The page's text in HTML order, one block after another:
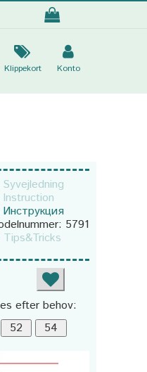
Klippekort Konto
Syvejledning
Instruction
Инструкция
5791
Tips&Tricks
efter behov: